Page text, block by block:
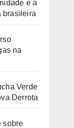
e a
brasileira
na
Verde
Derrota
sobre